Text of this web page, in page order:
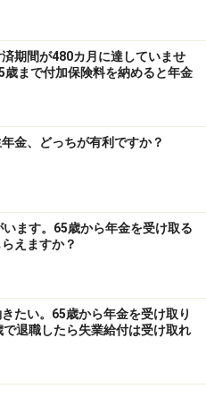
。最新の内容をご確認くださ
を目的としており、特定の金融
はありません。
ご判断はご自身の責任において
ては十分に配慮しております
なく、これに基づく損失・損害
負いません。
ず各金融機関やサービス提供者
ト（2026/8/31まで）
1000円分プレゼント
ニター企画に参加が可能に
期間が480カ月に達していませ
歳まで付加保険料を納めると年金
金、どっちが有利ですか？
ます。65歳から年金を受け取る
えますか？
たい。65歳から年金を受け取り
退職したら失業給付は受け取れ